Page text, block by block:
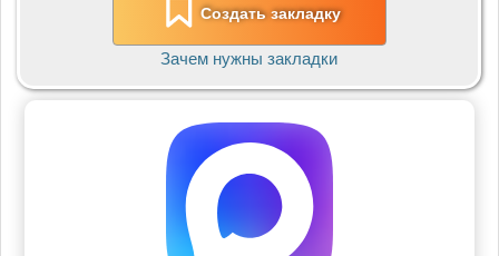
Создать закладку
Зачем нужны закладки